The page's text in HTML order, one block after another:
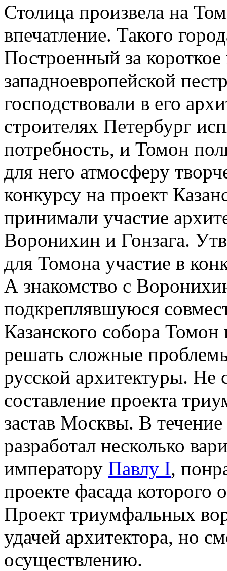
Столица произвела на
впечатление. Такого
Построенный за
западноевропейской
господствовали в его
строителях Петербург
потребность, и Томон
для него атмосферу
конкурсу на проект
принимали участие
Воронихин и Гонзага.
для Томона участие в
А знакомство с
подкреплявшуюся
Казанского собора
решать сложные
русской архитектуры. Не
составление проекта
застав Москвы. В
разработал несколько
императору Павлу I,
проекте фасада
Проект триумфальных
удачей архитектора, но
осуществлению.